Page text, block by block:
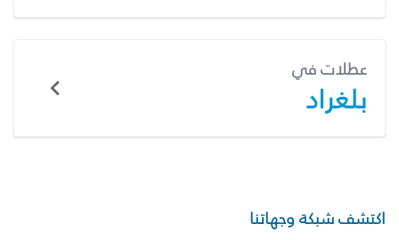
عطلات في
بلغراد
اكتشف شبكة وجهاتنا